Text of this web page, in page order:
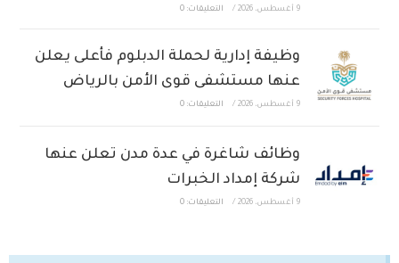
9 أغسطس، 2026 / التعليقات: 0
وظيفة إدارية لحملة الدبلوم فأعلى يعلن
عنها مستشفى قوى الأمن بالرياض
9 أغسطس، 2026 / التعليقات: 0
وظائف شاغرة في عدة مدن تعلن عنها
شركة إمداد الخبرات
9 أغسطس، 2026 / التعليقات: 0